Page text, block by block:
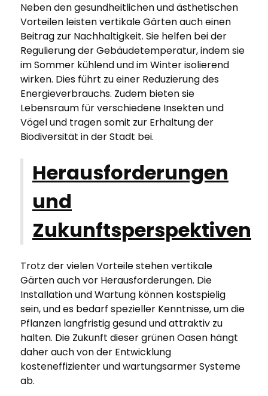
Neben den gesundheitlichen und ästhetischen
Vorteilen leisten vertikale Gärten auch einen
Beitrag zur Nachhaltigkeit. Sie helfen bei der
Regulierung der Gebäudetemperatur, indem sie
im Sommer kühlend und im Winter isolierend
wirken. Dies führt zu einer Reduzierung des
Energieverbrauchs. Zudem bieten sie
Lebensraum für verschiedene Insekten und
Vögel und tragen somit zur Erhaltung der
Biodiversität in der Stadt bei.
Herausforderungen
und
Zukunftsperspektiven
Trotz der vielen Vorteile stehen vertikale
Gärten auch vor Herausforderungen. Die
Installation und Wartung können kostspielig
sein, und es bedarf spezieller Kenntnisse, um die
Pflanzen langfristig gesund und attraktiv zu
halten. Die Zukunft dieser grünen Oasen hängt
daher auch von der Entwicklung
kosteneffizienter und wartungsarmer Systeme
ab.